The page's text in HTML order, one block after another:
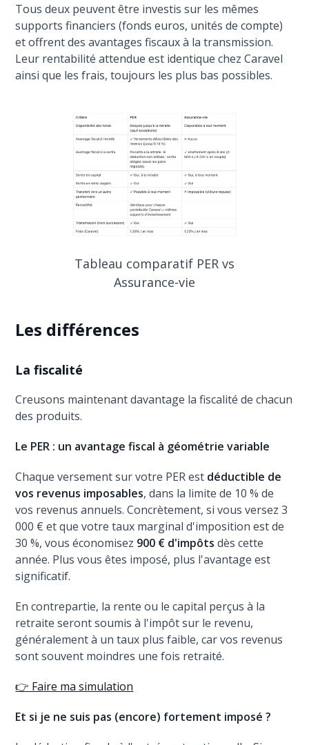
Tous deux peuvent être investis sur les mêmes
supports financiers (fonds euros, unités de compte)
et offrent des avantages fiscaux à la transmission.
Leur rentabilité attendue est identique chez Caravel
ainsi que les frais, toujours les plus bas possibles.
Tableau comparatif PER vs
Assurance-vie
Les différences
La fiscalité
Creusons maintenant davantage la fiscalité de chacun
des produits.
Le PER : un avantage fiscal à géométrie variable
Chaque versement sur votre PER est déductible de
vos revenus imposables, dans la limite de 10 % de
vos revenus annuels. Concrètement, si vous versez 3
000 € et que votre taux marginal d'imposition est de
30 %, vous économisez 900 € d'impôts dès cette
année. Plus vous êtes imposé, plus l'avantage est
significatif.
En contrepartie, la rente ou le capital perçus à la
retraite seront soumis à l'impôt sur le revenu,
généralement à un taux plus faible, car vos revenus
sont souvent moindres une fois retraité.
👉 Faire ma simulation
Et si je ne suis pas (encore) fortement imposé ?